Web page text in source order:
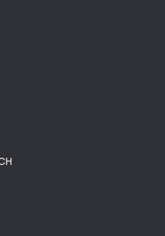
I co dalej?